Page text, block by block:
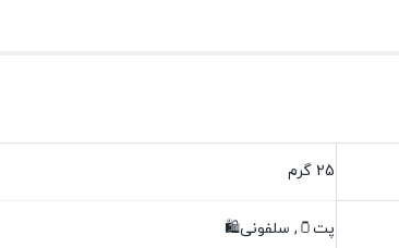
25 گرم
پت🫙, سلفونی🛍️